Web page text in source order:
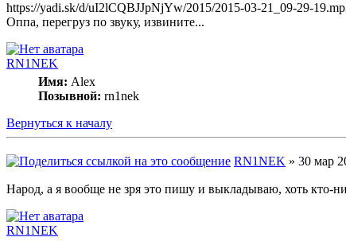
https://yadi.sk/d/uI2lCQBJJpNjYw/2015/2015-03-21_09-29-
Оппа, перегруз по звуку, извините...
RN1NEK
Имя: Alex
Позывной: rn1nek
Вернуться к началу
RN1NEK » 30 мар
Народ, а я вообще не зря это пишу и выкладываю, хоть кто-
RN1NEK